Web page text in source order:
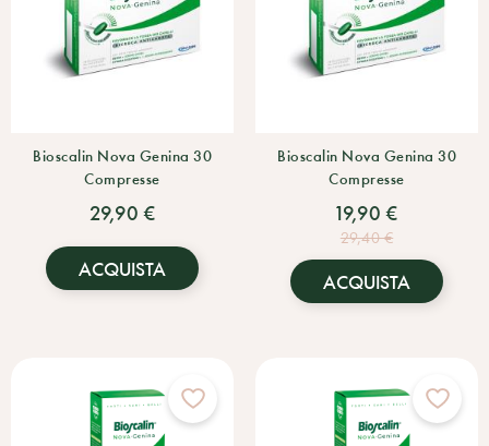
Bioscalin Nova Genina 30
Compresse
29,90 €
ACQUISTA
Bioscalin Nova Genina 30
Compresse
19,90 €
29,40 €
ACQUISTA